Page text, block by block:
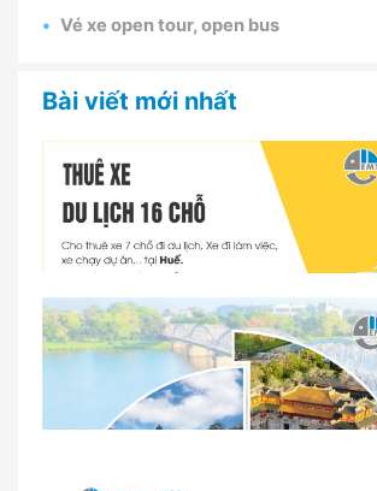
Vé xe open tour, open bus
Bài viết mới nhất
Dịch vụ thuê xe 16 chỗ tại Huế 2026